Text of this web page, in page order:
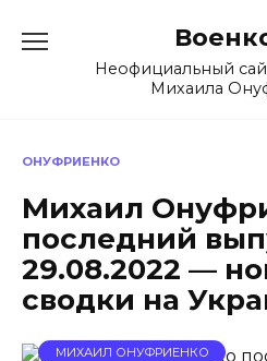
содержаниюНеофициальный
Михаила
ОНУФРИЕНКО
Михаил
последний
29.08.2022 —
сводки на
МИХАИЛ ОНУФРИЕНКО